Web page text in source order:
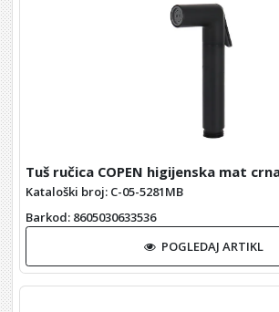
Tuš ručica COPEN higijenska mat
Kataloški broj: C-05-5281MB
Barkod: 8605030633536
POGLEDAJ ARTIKL